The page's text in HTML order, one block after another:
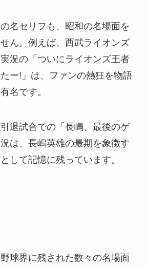
名セリフも、昭和の名場面を
ん。例えば、西武ライオンズ
況の「ついにライオンズ王者
ー!」は、ファンの熱狂を物語
名です。
退試合での「長嶋、最後のゲ
は、長嶋英雄の最期を象徴す
して記憶に残っています。
球界に残された数々の名場面